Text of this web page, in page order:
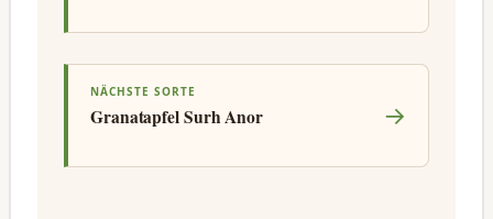
NÄCHSTE SORTE
Granatapfel Surh Anor →